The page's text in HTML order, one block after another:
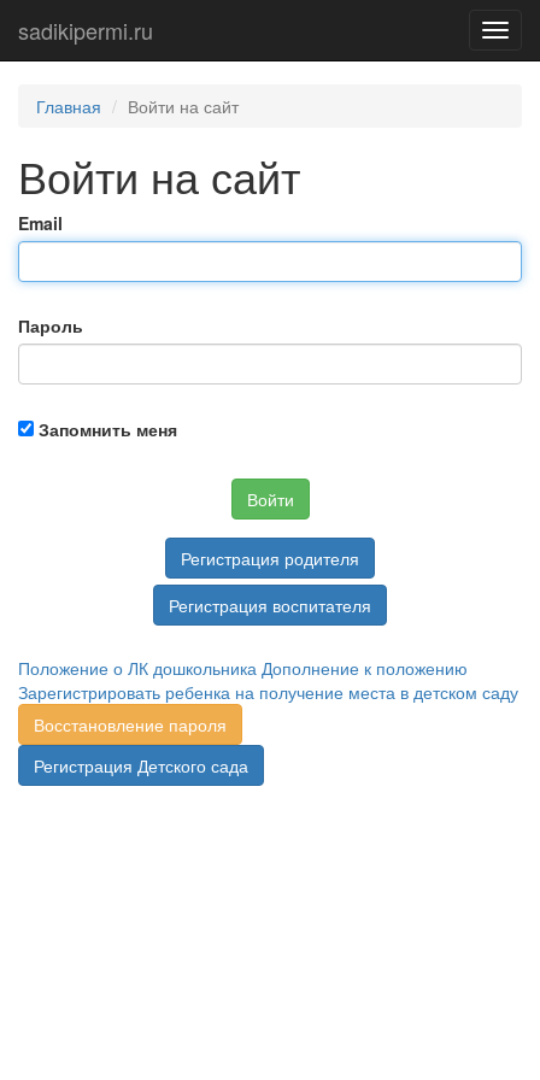
sadikipermi.ru
Главная Войти на сайт
Войти на сайт
Email
Пароль
Запомнить меня
Войти
Регистрация родителя
Регистрация воспитателя
Положение о ЛК дошкольника Дополнение к положению
Зарегистрировать ребенка на получение места в детском саду
Восстановление пароля
Регистрация Детского сада